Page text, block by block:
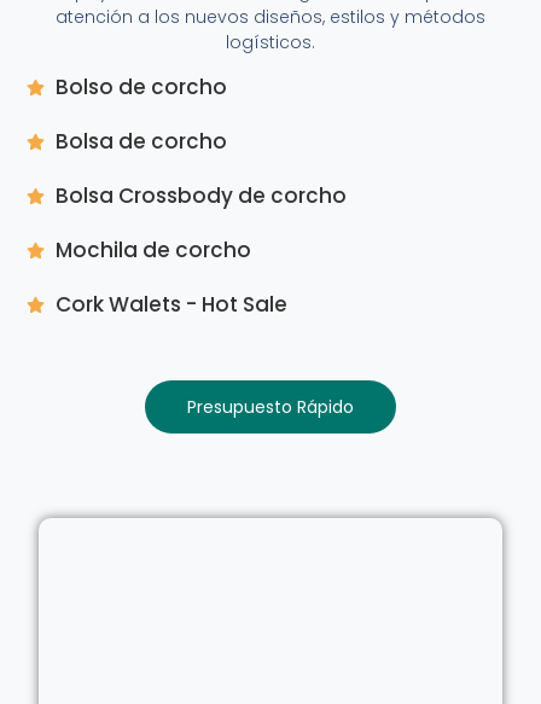
atención a los nuevos diseños, estilos y métodos
logísticos.
Bolso de corcho
Bolsa de corcho
Bolsa Crossbody de corcho
Mochila de corcho
Cork Walets - Hot Sale
Presupuesto Rápido